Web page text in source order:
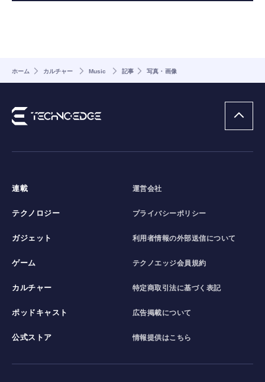
ホーム カルチャー Music 記事 写真・画像
連載
テクノロジー
ガジェット
ゲーム
カルチャー
ポッドキャスト
公式ストア
運営会社
プライバシーポリシー
利用者情報の外部送信について
テクノエッジ会員規約
特定商取引法に基づく表記
広告掲載について
情報提供はこちら